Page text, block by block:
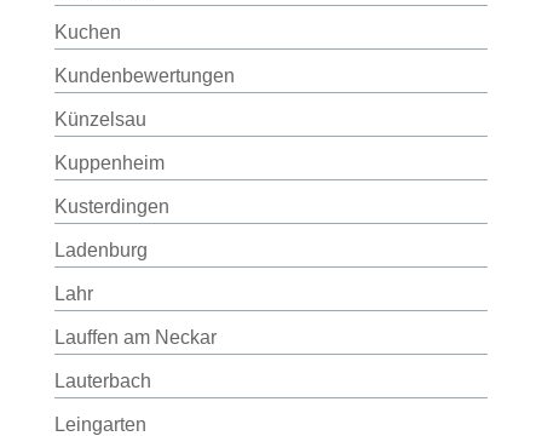
Kuchen
Kundenbewertungen
Künzelsau
Kuppenheim
Kusterdingen
Ladenburg
Lahr
Lauffen am Neckar
Lauterbach
Leingarten